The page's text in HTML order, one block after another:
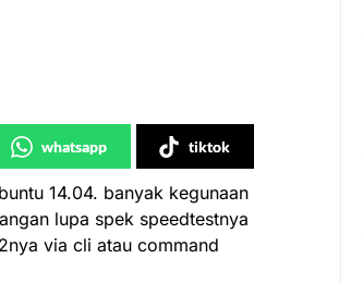
whatsapp tiktok
14.04. banyak kegunaan
lupa spek speedtestnya
via cli atau command